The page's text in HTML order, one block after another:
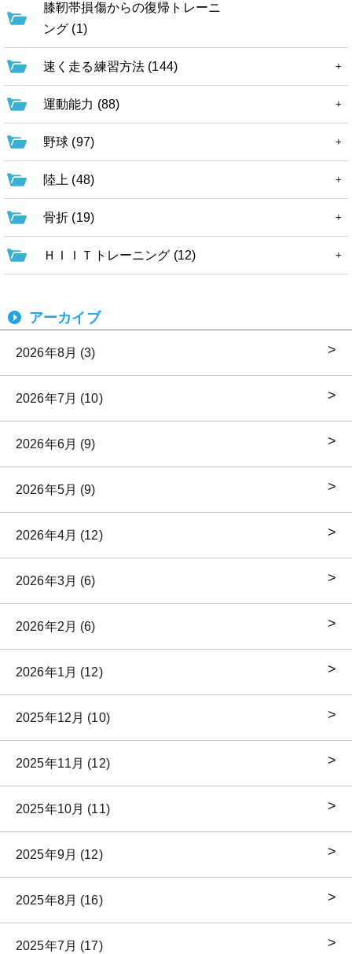
膝靭帯損傷からの復帰トレーニ
ング (1)
速く走る練習方法 (144)
運動能力 (88)
野球 (97)
陸上 (48)
骨折 (19)
ＨＩＩＴトレーニング (12)
アーカイブ
2026年8月 (3)
2026年7月 (10)
2026年6月 (9)
2026年5月 (9)
2026年4月 (12)
2026年3月 (6)
2026年2月 (6)
2026年1月 (12)
2025年12月 (10)
2025年11月 (12)
2025年10月 (11)
2025年9月 (12)
2025年8月 (16)
2025年7月 (17)